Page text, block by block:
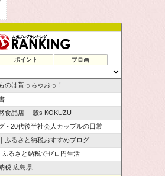
ポイント ブロ画
のは貰っちゃおっ！
食品店 穀s KOKUZU
- 20代後半社会人カップルの日常
ふるさと納税おすすめブログ
ふるさと納税でゼロ円生活
税 広島県